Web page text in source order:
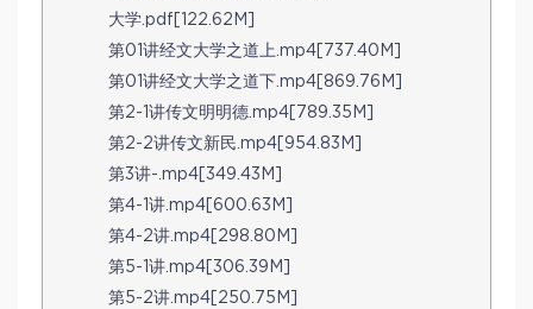
大学.pdf[122.62M]
第01讲经文大学之道上.mp4[737.40M]
第01讲经文大学之道下.mp4[869.76M]
第2-1讲传文明明德.mp4[789.35M]
第2-2讲传文新民.mp4[954.83M]
第3讲-.mp4[349.43M]
第4-1讲.mp4[600.63M]
第4-2讲.mp4[298.80M]
第5-1讲.mp4[306.39M]
第5-2讲.mp4[250.75M]